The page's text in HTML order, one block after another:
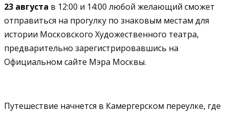
23 августа в 12:00 и 14:00 любой желающий сможет
отправиться на прогулку по знаковым местам для
истории Московского Художественного театра,
предварительно зарегистрировавшись на
Официальном сайте Мэра Москвы.
Путешествие начнется в Камергерском переулке, где